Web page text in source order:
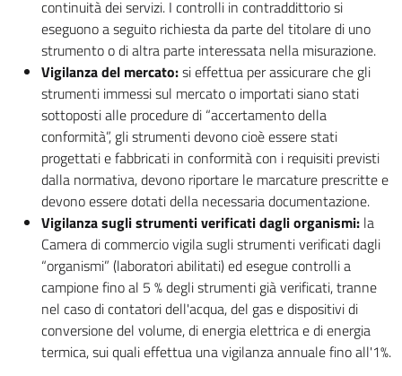
continuità dei servizi. I controlli in contraddittorio si
eseguono a seguito richiesta da parte del titolare di uno
strumento o di altra parte interessata nella misurazione.
Vigilanza del mercato:si effettua per assicurare che gli
strumenti immessi sul mercato o importati siano stati
sottoposti alle procedure di “accertamento della
conformità”, gli strumenti devono cioè essere stati
progettati e fabbricati in conformità con i requisiti previsti
dalla normativa, devono riportare le marcature prescritte e
devono essere dotati della necessaria documentazione.
Vigilanza sugli strumenti verificati dagli organismi: la
Camera di commercio vigila sugli strumenti verificati dagli
“organismi” (laboratori abilitati) ed esegue controlli a
campione fino al 5 % degli strumenti già verificati, tranne
nel caso di contatori dell'acqua, del gas e dispositivi di
conversione del volume, di energia elettrica e di energia
termica, sui quali effettua una vigilanza annuale fino all'1%.